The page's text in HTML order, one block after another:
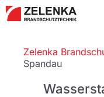
Zum
Inhalt
Zelenka
Spandau